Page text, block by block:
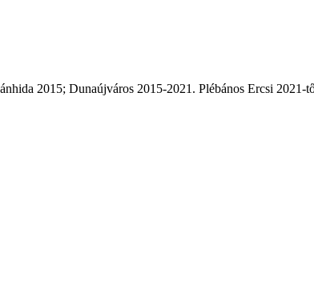
2015; Dunaújváros 2015-2021. Plébános Ercsi 2021-